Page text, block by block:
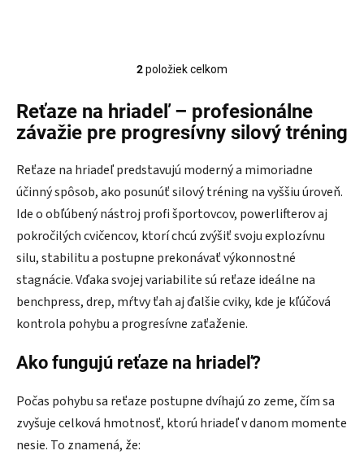
Ovládacie prvky výpisu
2položiek celkom
Reťaze na hriadeľ – profesionálne
závažie pre progresívny silový tréning
Reťaze na hriadeľ predstavujú moderný a mimoriadne
účinný spôsob, ako posunúť silový tréning na vyššiu úroveň.
Ide o obľúbený nástroj profi športovcov, powerlifterov aj
pokročilých cvičencov, ktorí chcú zvýšiť svoju explozívnu
silu, stabilitu a postupne prekonávať výkonnostné
stagnácie. Vďaka svojej variabilite sú reťaze ideálne na
benchpress, drep, mŕtvy ťah aj ďalšie cviky, kde je kľúčová
kontrola pohybu a progresívne zaťaženie.
Ako fungujú reťaze na hriadeľ?
Počas pohybu sa reťaze postupne dvíhajú zo zeme, čím sa
zvyšuje celková hmotnosť, ktorú hriadeľ v danom momente
nesie. To znamená, že: